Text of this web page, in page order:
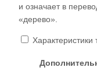
и означает в
«дерево».
Характеристики